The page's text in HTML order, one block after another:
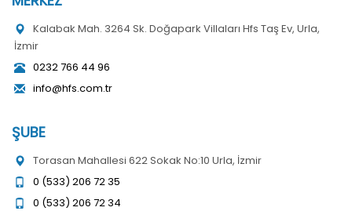
Kalabak Mah. 3264 Sk. Doğapark Villaları Hfs Taş Ev, Urla,
İzmir
0232 766 44 96
info@hfs.com.tr
ŞUBE
Torasan Mahallesi 622 Sokak No:10 Urla, İzmir
0 (533) 206 72 35
0 (533) 206 72 34